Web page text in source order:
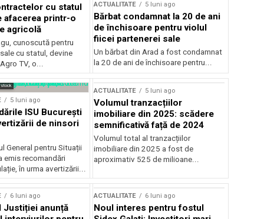
cu statul
afacerea printr-o
agricolă
cunoscută pentru
cu statul, devine
TV, o...
ACTUALITATE 5 luni ago
Bărbat condamnat la 20 de ani
de închisoare pentru violul
fiicei partenerei sale
Un bărbat din Arad a fost condamnat
la 20 de ani de închisoare pentru...
5 luni ago
ISU București
de ninsori
General pentru Situații
emis recomandări
în urma avertizării...
ACTUALITATE 5 luni ago
Volumul tranzacțiilor
imobiliare din 2025: scădere
semnificativă față de 2024
Volumul total al tranzacțiilor
imobiliare din 2025 a fost de
aproximativ 525 de milioane...
6 luni ago
Justiției anunță
ACTUALITATE 6 luni ago
Noul interes pentru fostul